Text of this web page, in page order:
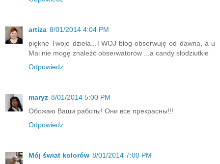
artiza 8/01/2014 4:04 PM
piękne Twoje dzieła...TWOJ blog obserwuję od dawna, a u
Mai nie mogę znaleźć obserwatorów ...a candy słodziutkie
Odpowiedz
maryz 8/01/2014 5:00 PM
Обожаю Ваши работы! Они все прекрасны!!!
Odpowiedz
Mój świat kolorów 8/01/2014 7:00 PM